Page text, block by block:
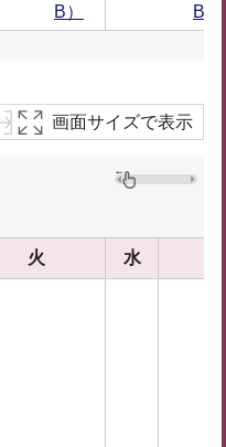
B）
B）
画面サイズで表示
火 水